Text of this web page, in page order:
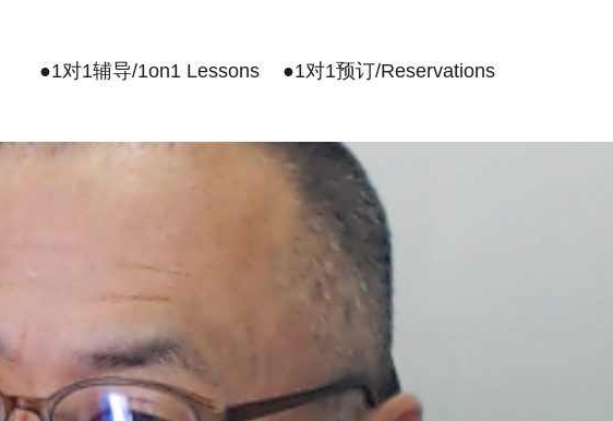
●1对1辅导/1on1 Lessons ●1对1预订/Reservations